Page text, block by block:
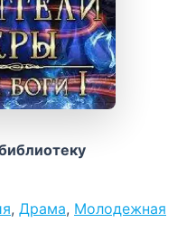
, Драма, Молодежная